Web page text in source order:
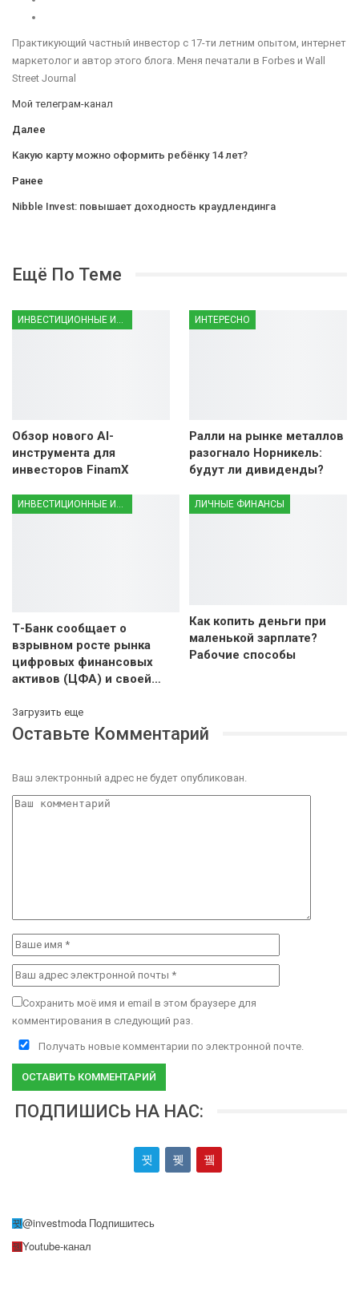
Практикующий частный инвестор с 17-ти летним опытом, интернет
маркетолог и автор этого блога. Меня печатали в Forbes и Wall
Street Journal
Мой телеграм-канал
Далее
Какую карту можно оформить ребёнку 14 лет?
Ранее
Nibble Invest: повышает доходность краудлендинга
Ещё По Теме
Обзор нового AI-
инструмента для
инвесторов FinamX
ИНТЕРЕСНО
Ралли на рынке металлов
разогнало Норникель:
будут ли дивиденды?
ИНВЕСТИЦИОННЫЕ ИНСТРУМЕНТЫ
Т-Банк сообщает о
взрывном росте рынка
цифровых финансовых
активов (ЦФА) и своей…
ЛИЧНЫЕ ФИНАНСЫ
Как копить деньги при
маленькой зарплате?
Рабочие способы
Загрузить еще
Оставьте Комментарий
Ваш электронный адрес не будет опубликован.
Сохранить моё имя и email в этом браузере для
комментирования в следующий раз.
Получать новые комментарии по электронной почте.
ПОДПИШИСЬ НА НАС:
@investmoda Подпишитесь
Youtube-канал